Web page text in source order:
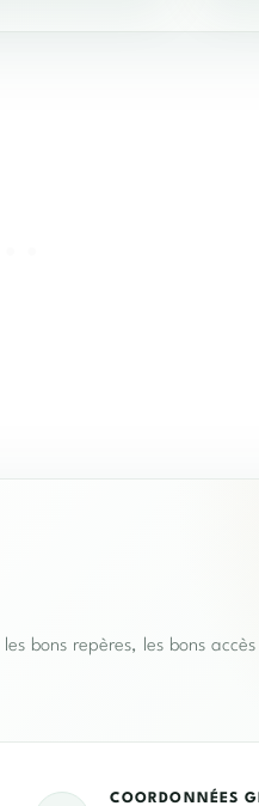
bons repères, les bons
COORDONNÉES